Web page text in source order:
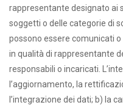
rappresentante designato ai
soggetti o delle categorie di
possono essere comunicati
in qualità di rappresentante
responsabili o incaricati.
l’aggiornamento, la
l’integrazione dei dati; b) la